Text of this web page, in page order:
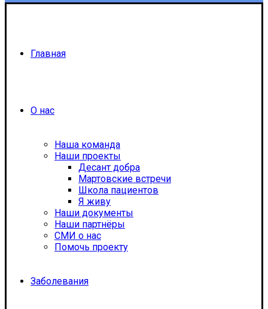
Главная
О нас
Наша команда
Наши проекты
Десант добра
Мартовские встречи
Школа пациентов
Я живу
Наши документы
Наши партнёры
СМИ о нас
Помочь проекту
Заболевания